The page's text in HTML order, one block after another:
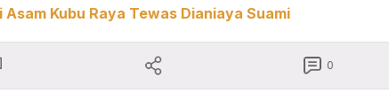
Kubu Raya Tewas Dianiaya Suami
0